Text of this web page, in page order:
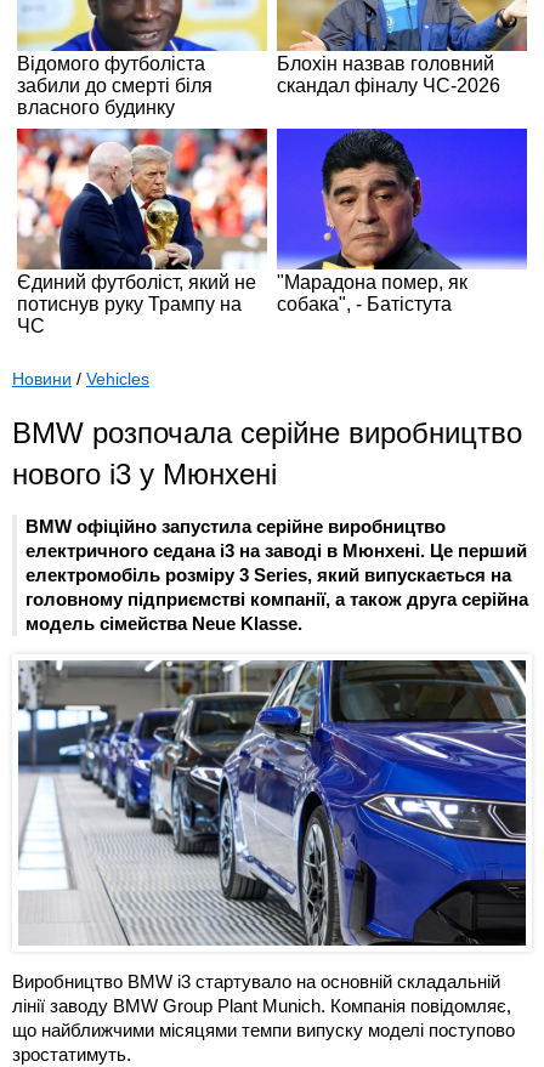
Новини / Vehicles
BMW розпочала серійне виробництво
нового i3 у Мюнхені
BMW офіційно запустила серійне виробництво
електричного седана i3 на заводі в Мюнхені. Це перший
електромобіль розміру 3 Series, який випускається на
головному підприємстві компанії, а також друга серійна
модель сімейства Neue Klasse.
Виробництво BMW i3 стартувало на основній складальній
лінії заводу BMW Group Plant Munich. Компанія повідомляє,
що найближчими місяцями темпи випуску моделі поступово
зростатимуть.